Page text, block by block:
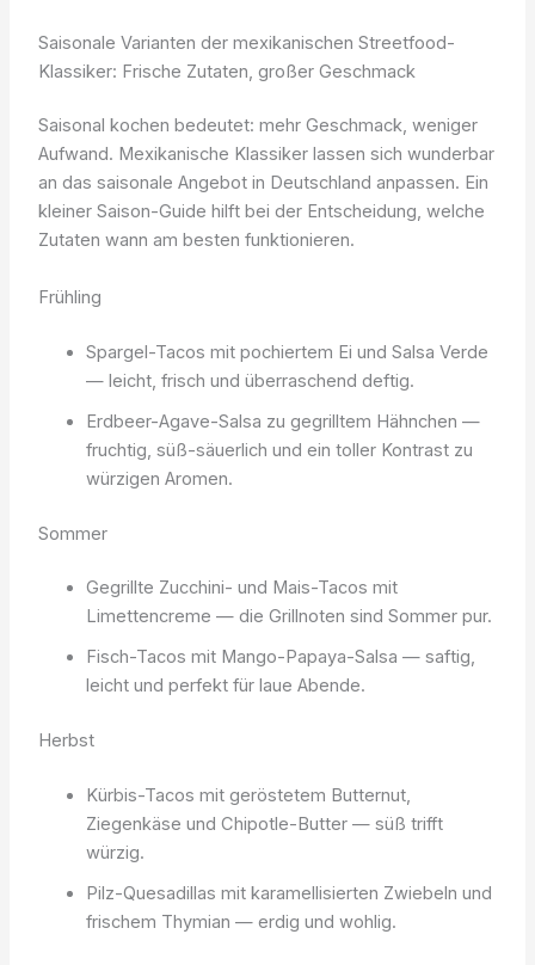
Saisonale Varianten der mexikanischen Streetfood-
Klassiker: Frische Zutaten, großer Geschmack
Saisonal kochen bedeutet: mehr Geschmack, weniger
Aufwand. Mexikanische Klassiker lassen sich wunderbar
an das saisonale Angebot in Deutschland anpassen. Ein
kleiner Saison-Guide hilft bei der Entscheidung, welche
Zutaten wann am besten funktionieren.
Frühling
Spargel-Tacos mit pochiertem Ei und Salsa Verde
— leicht, frisch und überraschend deftig.
Erdbeer-Agave-Salsa zu gegrilltem Hähnchen —
fruchtig, süß-säuerlich und ein toller Kontrast zu
würzigen Aromen.
Sommer
Gegrillte Zucchini- und Mais-Tacos mit
Limettencreme — die Grillnoten sind Sommer pur.
Fisch-Tacos mit Mango-Papaya-Salsa — saftig,
leicht und perfekt für laue Abende.
Herbst
Kürbis-Tacos mit geröstetem Butternut,
Ziegenkäse und Chipotle-Butter — süß trifft
würzig.
Pilz-Quesadillas mit karamellisierten Zwiebeln und
frischem Thymian — erdig und wohlig.